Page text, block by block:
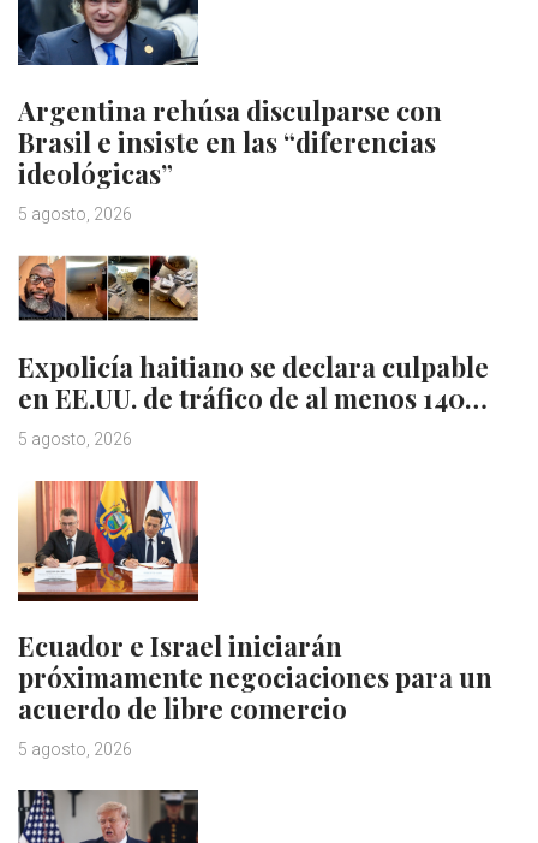
Argentina rehúsa disculparse con
Brasil e insiste en las “diferencias
ideológicas”
5 agosto, 2026
Expolicía haitiano se declara culpable
en EE.UU. de tráfico de al menos 140…
5 agosto, 2026
Ecuador e Israel iniciarán
próximamente negociaciones para un
acuerdo de libre comercio
5 agosto, 2026